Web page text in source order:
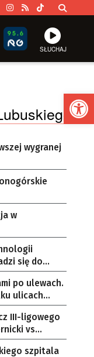
SŁUCHAJ
wygranej
w
się do
po ulewach.
ulicach
III-ligowego
vs
szpitala